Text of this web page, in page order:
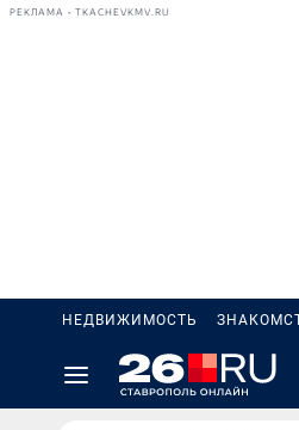
РЕКЛАМА • TKACHEVKMV.RU
НЕДВИЖИМОСТЬ